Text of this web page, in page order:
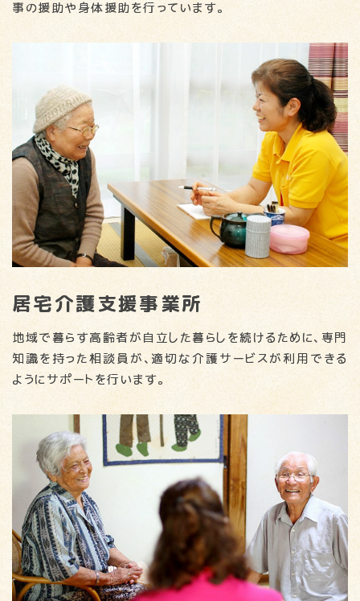
事の援助や身体援助を行っています。
居宅介護支援事業所
地域で暮らす高齢者が自立した暮らしを続けるために、専門
知識を持った相談員が、適切な介護サービスが利用できる
ようにサポートを行います。